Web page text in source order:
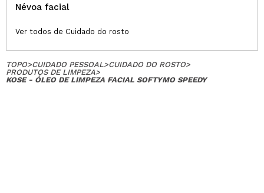
Névoa facial
Ver todos de Cuidado do rosto
TOPO>CUIDADO PESSOAL>CUIDADO DO ROSTO>
PRODUTOS DE LIMPEZA>
KOSE - ÓLEO DE LIMPEZA FACIAL SOFTYMO SPEEDY